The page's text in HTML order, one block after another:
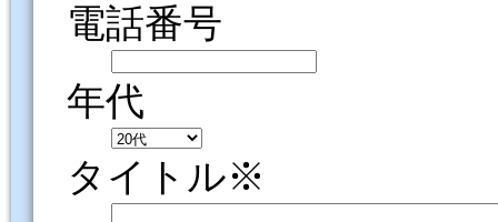
電話番号
年代
タイトル※